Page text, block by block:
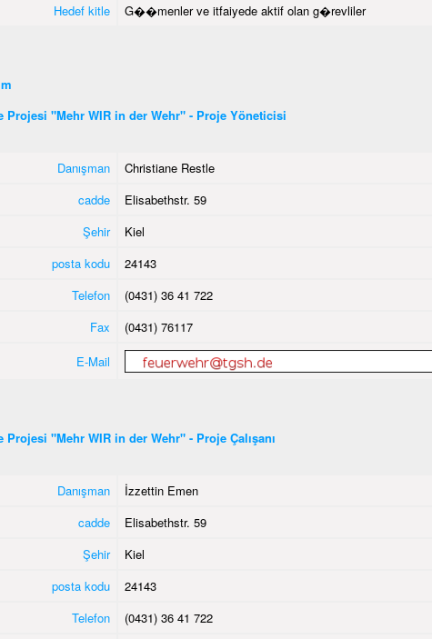
Hedef kitle
G��menler ve itfaiyede aktif olan g�revliler
Projesi "Mehr WIR in der Wehr" - Proje Yöneticisi
Danışman
Christiane Restle
cadde
Elisabethstr. 59
Şehir
Kiel
posta kodu
24143
Telefon
(0431) 36 41 722
Fax
(0431) 76117
E-Mail
Projesi "Mehr WIR in der Wehr" - Proje Çalışanı
Danışman
İzzettin Emen
cadde
Elisabethstr. 59
Şehir
Kiel
posta kodu
24143
Telefon
(0431) 36 41 722